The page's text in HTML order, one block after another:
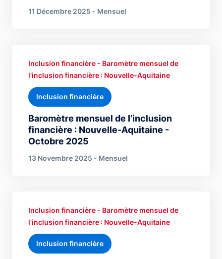
11 Décembre 2025 - Mensuel
Baromètre mensuel de l’inclusion
financière : Nouvelle-Aquitaine -
Octobre 2025
Inclusion financière - Baromètre mensuel de
l’inclusion financière : Nouvelle-Aquitaine
Inclusion financière
13 Novembre 2025 - Mensuel
Inclusion financière - Baromètre mensuel de
l’inclusion financière : Nouvelle-Aquitaine
Inclusion financière